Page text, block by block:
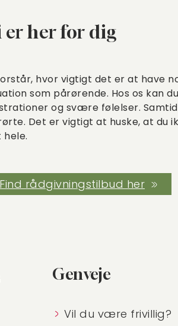
er her for dig
hvor vigtigt det er at have
som pårørende. Hos os kan
og svære følelser.
Det er vigtigt at huske, at du
hele.
Find rådgivningstilbud her
Genveje
Vil du være frivillig?